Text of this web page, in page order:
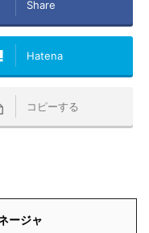
Share
Hatena
コピーする
ージャ